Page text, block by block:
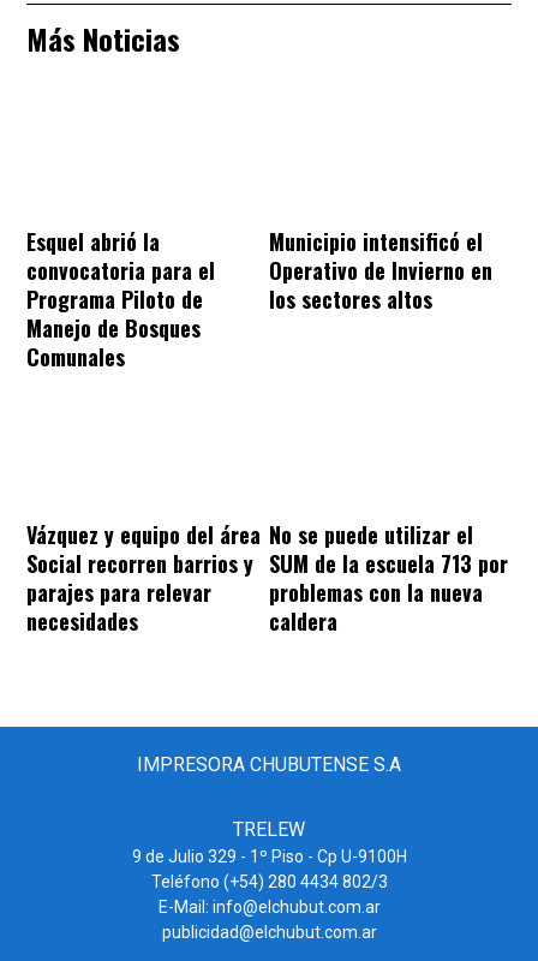
Más Noticias
Esquel abrió la
convocatoria para el
Programa Piloto de
Manejo de Bosques
Comunales
Municipio intensificó el
Operativo de Invierno en
los sectores altos
Vázquez y equipo del área
Social recorren barrios y
parajes para relevar
necesidades
No se puede utilizar el
SUM de la escuela 713 por
problemas con la nueva
caldera
IMPRESORA CHUBUTENSE S.A
TRELEW
9 de Julio 329 - 1º Piso - Cp U-9100H
Teléfono (+54) 280 4434 802/3
E-Mail: info@elchubut.com.ar
publicidad@elchubut.com.ar